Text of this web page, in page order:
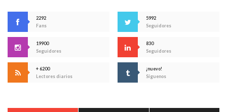
2292
Fans
5992
Seguidores
19900
Seguidores
830
Seguidores
+ 6200
Lectores diarios
¡nuevo!
Síguenos